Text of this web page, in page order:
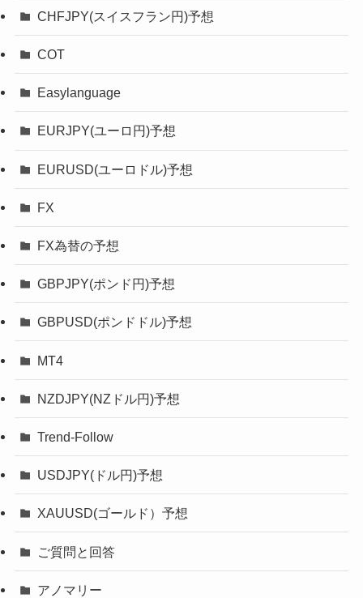
CHFJPY(スイスフラン円)予想
COT
Easylanguage
EURJPY(ユーロ円)予想
EURUSD(ユーロドル)予想
FX
FX為替の予想
GBPJPY(ポンド円)予想
GBPUSD(ポンドドル)予想
MT4
NZDJPY(NZドル円)予想
Trend-Follow
USDJPY(ドル円)予想
XAUUSD(ゴールド）予想
ご質問と回答
アノマリー